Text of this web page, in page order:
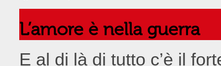
L’amore è nella guerra
E al di là di tutto c’è il